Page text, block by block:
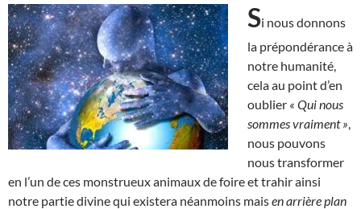
Si nous donnons
la prépondérance à
notre humanité,
cela au point d’en
oublier « Qui nous
sommes vraiment »
nous pouvons
nous transformer
en l’un de ces monstrueux animaux de foire et trahir ainsi
notre partie divine qui existera néanmoins maisen arrière plan